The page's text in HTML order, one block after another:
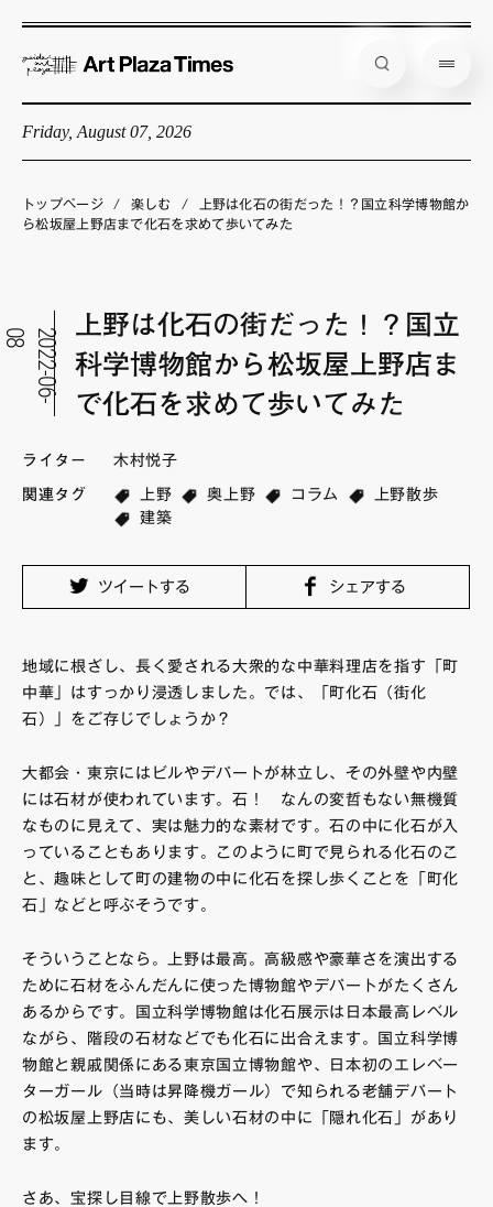
Friday, August 07, 2026
企画展情報
アーティスト
店舗からのお知らせ
公式通販
トップページ / 楽しむ /
上野は化石の街だった！？国立科学博物館か
ら松坂屋上野店まで化石を求めて歩いてみた
2
0
2
2
-
0
6
-
0
8
上野は化石の街だった！？国立
科学博物館から松坂屋上野店ま
で化石を求めて歩いてみた
ライター 木村悦子
関連タグ 上野 奥上野 コラム
上野散歩
建築
ツイートする シェアする
地域に根ざし、長く愛される大衆的な中華料理店を指す「町
中華」はすっかり浸透しました。では、「町化石（街化
石）」をご存じでしょうか？
大都会・東京にはビルやデパートが林立し、その外壁や内壁
には石材が使われています。石！ なんの変哲もない無機質
なものに見えて、実は魅力的な素材です。石の中に化石が入
っていることもあります。このように町で見られる化石のこ
と、趣味として町の建物の中に化石を探し歩くことを「町化
石」などと呼ぶそうです。
そういうことなら。上野は最高。高級感や豪華さを演出する
ために石材をふんだんに使った博物館やデパートがたくさん
あるからです。国立科学博物館は化石展示は日本最高レベル
ながら、階段の石材などでも化石に出合えます。国立科学博
物館と親戚関係にある東京国立博物館や、日本初のエレベー
ターガール（当時は昇降機ガール）で知られる老舗デパート
の松坂屋上野店にも、美しい石材の中に「隠れ化石」があり
ます。
さあ、宝探し目線で上野散歩へ！